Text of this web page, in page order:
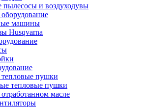
пылесосы и воздуходувы
машины
Husqvarna
тепловые пушки
тепловые пушки
масле